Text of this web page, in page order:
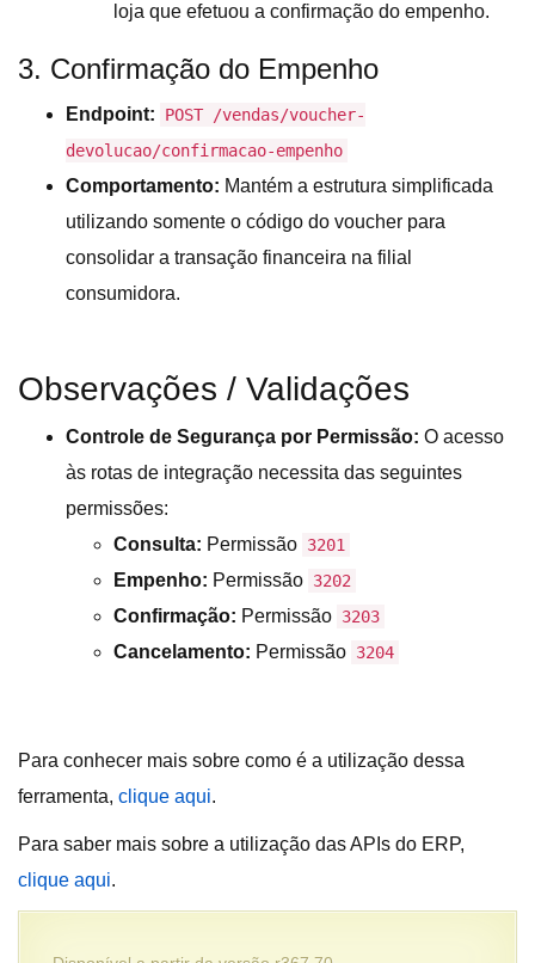
loja que efetuou a confirmação do empenho.
3. Confirmação do Empenho
Endpoint:
POST /vendas/voucher-
devolucao/confirmacao-empenho
Comportamento: Mantém a estrutura simplificada
utilizando somente o código do voucher para
consolidar a transação financeira na filial
consumidora.
Observações / Validações
Controle de Segurança por Permissão: O acesso
às rotas de integração necessita das seguintes
permissões:
Consulta: Permissão 3201
Empenho: Permissão 3202
Confirmação: Permissão 3203
Cancelamento: Permissão 3204
Para conhecer mais sobre como é a utilização dessa
ferramenta, clique aqui.
Para saber mais sobre a utilização das APIs do ERP,
clique aqui.